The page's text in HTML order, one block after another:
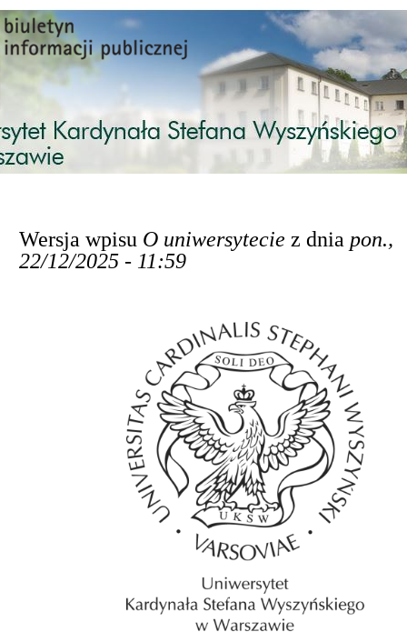
Przejdź do treści
Wersja wpisu O uniwersytecie z dnia pon.,
22/12/2025 - 11:59